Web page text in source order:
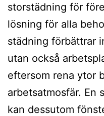
storstädning för
lösning för alla
städning förbättrar
utan också
eftersom rena ytor
arbetsatmosfär. En
kan dessutom